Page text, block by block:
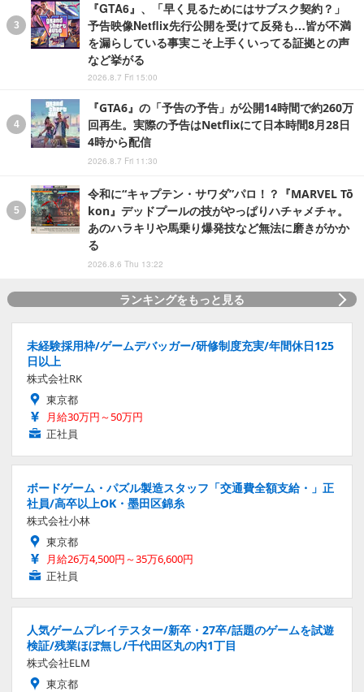
『GTA6』、「早く見るためにはサブスク契約？」
予告映像Netflix先行公開を受けて反発も…皆が不満
を漏らしている事実こそ上手くいってる証拠との声
など挙がる
2026.8.7 Fri 15:00
『GTA6』の「予告の予告」が公開14時間で約260万
回再生。実際の予告はNetflixにて日本時間8月28日
4時から配信
2026.8.7 Fri 11:30
令和に“キャプテン・サワダ”パロ！？『MARVEL Tō
kon』デッドプールの技がやっぱりハチャメチャ。
あのハラキリや馬乗り爆発技など無法に磨きがかか
る
2026.8.6 Thu 13:22
ランキングをもっと見る
未経験採用枠/ゲームデバッガー/研修制度充実/年間休日125
日以上
株式会社RK
東京都
月給30万円～50万円
正社員
ボードゲーム・パズル製造スタッフ「交通費全額支給・」正
社員/高卒以上OK・墨田区錦糸
株式会社小林
東京都
月給26万4,500円～35万6,600円
正社員
人気ゲームプレイテスター/新卒・27卒/話題のゲームを試遊
検証/残業ほぼ無し/千代田区丸の内1丁目
株式会社ELM
東京都